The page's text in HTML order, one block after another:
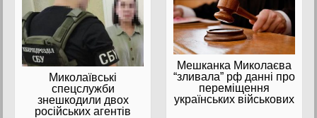
Миколаївські
спецслужби
знешкодили двох
російських агентів
Мешканка Миколаєва
“зливала” рф данні про
переміщення
українських військових